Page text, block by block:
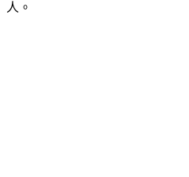
人。